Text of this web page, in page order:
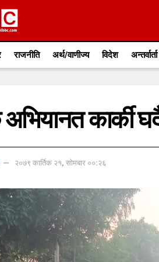
राजनीति अर्थ/वाणीज्य विदेश अन्तर्वार्ता
कार्की
२०७९ कार्तिक २१, सोमबार ००:२६